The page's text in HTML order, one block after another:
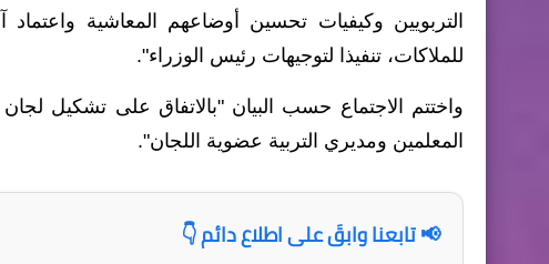
التربويين وكيفيات تحسين أوضاعهم المعاشية
للملاكات، تنفيذا لتوجيهات رئيس الوزراء".
واختتم الاجتماع حسب البيان "بالاتفاق على تشكيل
المعلمين ومديري التربية عضوية اللجان".
📢 تابعنا وابقَ على اطلاع دائم 👇